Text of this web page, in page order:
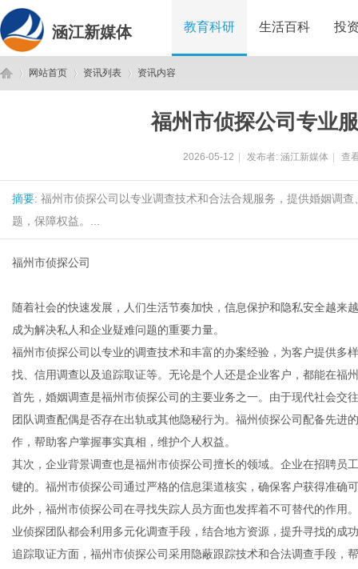
涵江新媒体 教育科研 生活百科 投
网站首页 资讯列表 资讯内容
福州市侦探公司专业
2026-05-12 发布者: 涵江新媒体 查
摘要: 福州市侦探公司以专业调查技术和合法合规服务，提供婚姻调
题，保障权益。...
福州市侦探公司
随着社会的快速发展，人们生活节奏加快，信息保护和隐私安全越来
成为解决私人和企业疑难问题的重要力量。
福州市侦探公司以专业的调查技术和丰富的办案经验，为客户提供多
找、信用调查以及追踪取证等。无论是个人还是企业客户，都能在福
首先，婚姻调查是福州市侦探公司的主要业务之一。由于现代社会交
团队调查配偶是否存在出轨或其他隐秘行为。福州侦探公司配备先进
作，帮助客户掌握事实真相，维护个人权益。
其次，企业背景调查也是福州市侦探公司擅长的领域。企业在招聘员
键的。福州市侦探公司通过严格的信息渠道核实，确保客户获得准确
此外，福州市侦探公司在寻找失踪人员方面也发挥着不可替代的作用
业侦探团队都会利用多元化调查手段，结合地方资源，提升寻找的成
追踪取证方面，福州市侦探公司采用隐蔽跟踪技术和合法调查手段，